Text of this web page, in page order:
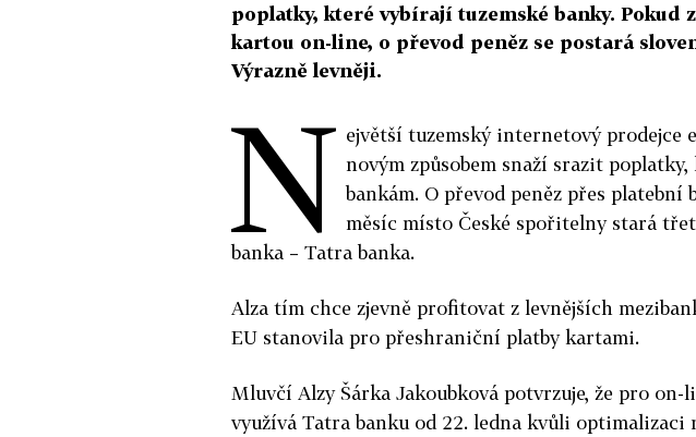
poplatky, které vybírají tuzemské banky. Pokud
kartou on-line, o převod peněz se postará
Výrazně levněji.
N ejvětší tuzemský internetový prodejce
novým způsobem snaží srazit
bankám. O převod peněz přes platební
měsíc místo České spořitelny stará
banka – Tatra banka.
Alza tím chce zjevně profitovat z levnějších
EU stanovila pro přeshraniční platby kartami.
Mluvčí Alzy Šárka Jakoubková potvrzuje, že pro
využívá Tatra banku od 22. ledna kvůli optimalizaci